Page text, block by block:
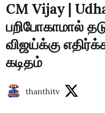
CM Vijay |
பறிபோகாமால்
விஜய்க்கு
கடிதம்
thanthitv